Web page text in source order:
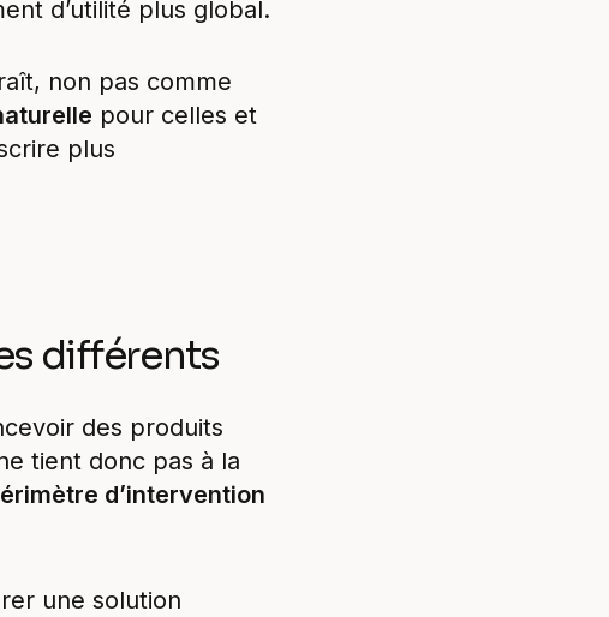
d’utilité plus global.
non pas comme
pour celles et
plus
différents
des produits
tient donc pas à la
d’intervention
une solution